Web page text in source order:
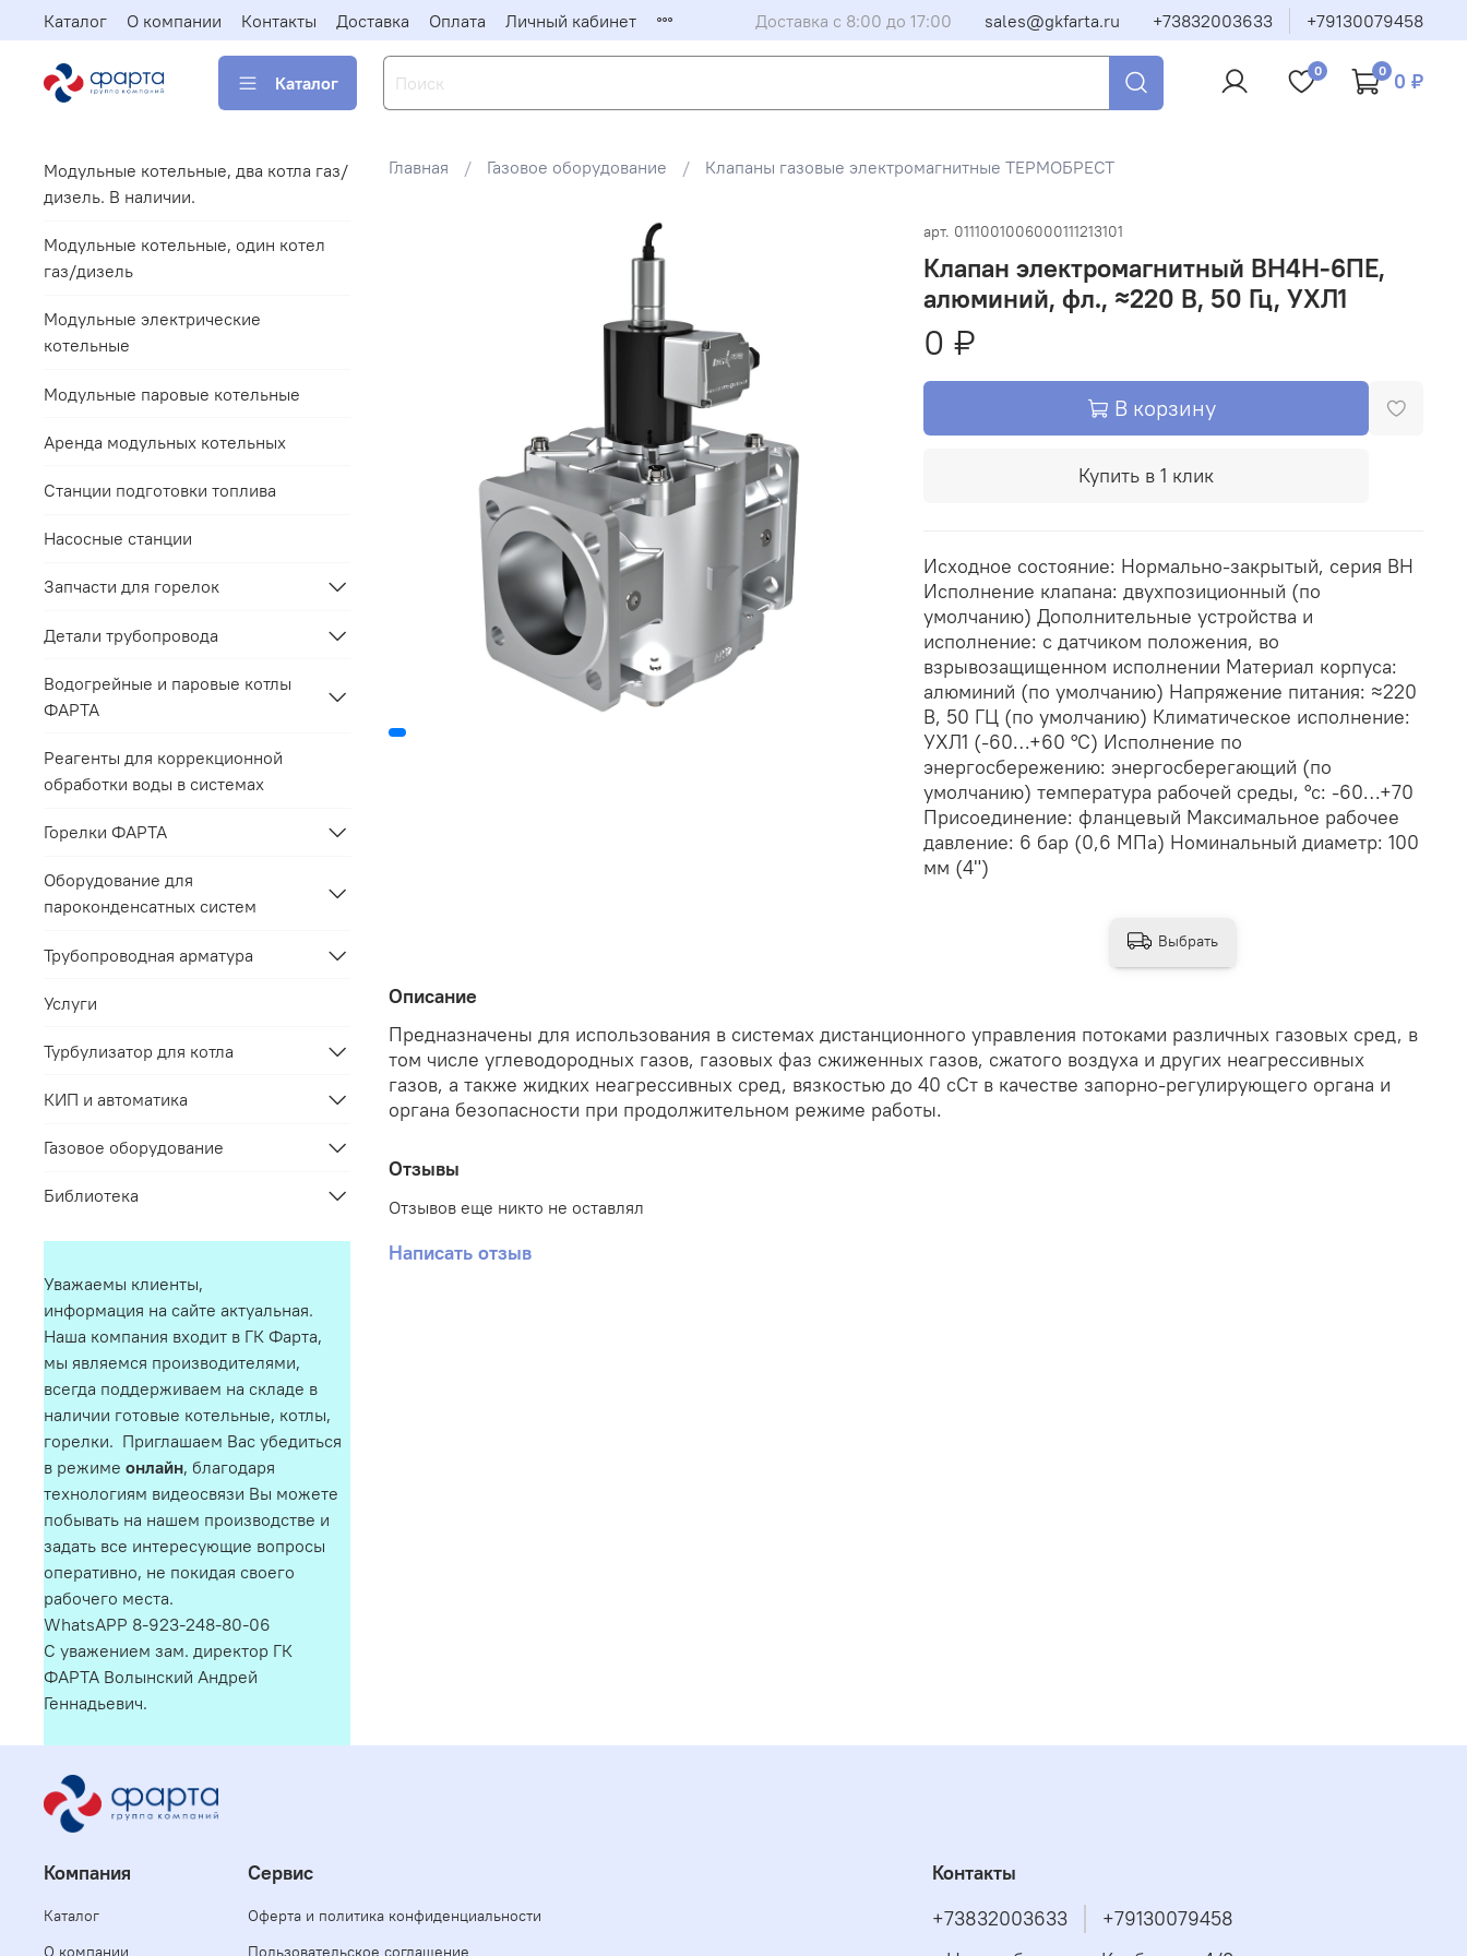
Каталог О компании Контакты Доставка Оплата Личный кабинет Доставка с 8:00 до 17:00 sales@gkfarta.ru +73832003633 +79130079458
Каталог
0 0 0 ₽
Главная Газовое оборудование Клапаны газовые электромагнитные ТЕРМОБРЕСТ
арт. 0111001006000111213101
Клапан электромагнитный ВН4Н-6ПЕ,
алюминий, фл., ≈220 В, 50 Гц, УХЛ1
0 ₽
В корзину
Купить в 1 клик
Исходное состояние: Нормально-закрытый, серия ВН
Исполнение клапана: двухпозиционный (по
умолчанию) Дополнительные устройства и
исполнение: с датчиком положения, во
взрывозащищенном исполнении Материал корпуса:
алюминий (по умолчанию) Напряжение питания: ≈220
В, 50 ГЦ (по умолчанию) Климатическое исполнение:
УХЛ1 (-60…+60 °С) Исполнение по
энергосбережению: энергосберегающий (по
умолчанию) температура рабочей среды, °с: -60…+70
Присоединение: фланцевый Максимальное рабочее
давление: 6 бар (0,6 МПа) Номинальный диаметр: 100
мм (4")
Описание
Предназначены для использования в системах дистанционного управления потоками различных газовых сред, в
том числе углеводородных газов, газовых фаз сжиженных газов, сжатого воздуха и других неагрессивных
газов, а также жидких неагрессивных сред, вязкостью до 40 сСт в качестве запорно-регулирующего органа и
органа безопасности при продолжительном режиме работы.
Отзывы
Отзывов еще никто не оставлял
Написать отзыв
Выбрать
Модульные котельные, два котла газ/
дизель. В наличии.
Модульные котельные, один котел
газ/дизель
Модульные электрические
котельные
Модульные паровые котельные
Аренда модульных котельных
Станции подготовки топлива
Насосные станции
Запчасти для горелок
Детали трубопровода
Водогрейные и паровые котлы
ФАРТА
Реагенты для коррекционной
обработки воды в системах
Горелки ФАРТА
Оборудование для
пароконденсатных систем
Трубопроводная арматура
Услуги
Турбулизатор для котла
КИП и автоматика
Газовое оборудование
Библиотека
Уважаемы клиенты,
информация на сайте актуальная.
Наша компания входит в ГК Фарта,
мы являемся производителями,
всегда поддерживаем на складе в
наличии готовые котельные, котлы,
горелки. Приглашаем Вас убедиться
в режиме онлайн, благодаря
технологиям видеосвязи Вы можете
побывать на нашем производстве и
задать все интересующие вопросы
оперативно, не покидая своего
рабочего места.
WhatsAPP 8-923-248-80-06
С уважением зам. директор ГК
ФАРТА Волынский Андрей
Геннадьевич.
Компания
Каталог
О компании
Сервис
Оферта и политика конфиденциальности
Пользовательское соглашение
Контакты
+73832003633
+79130079458